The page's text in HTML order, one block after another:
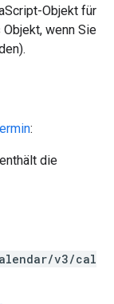
Objekt für
wenn Sie
:
die
v3/cal